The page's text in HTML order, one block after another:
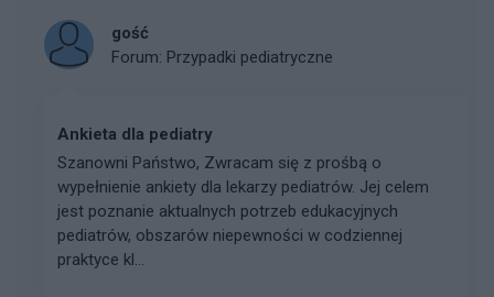
gość
Forum: Przypadki pediatryczne
Ankieta dla pediatry
Szanowni Państwo, Zwracam się z prośbą o
wypełnienie ankiety dla lekarzy pediatrów. Jej celem
jest poznanie aktualnych potrzeb edukacyjnych
pediatrów, obszarów niepewności w codziennej
praktyce kl...